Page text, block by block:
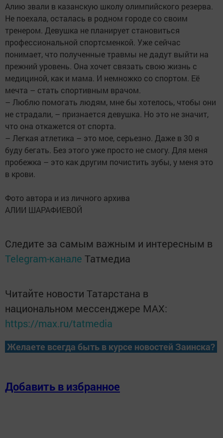
Алию звали в казанскую школу олимпийского резерва.
Не поехала, осталась в родном городе со своим
тренером. Девушка не планирует становиться
профессиональной спортсменкой. Уже сейчас
понимает, что полученные травмы не дадут выйти на
прежний уровень. Она хочет связать свою жизнь с
медициной, как и мама. И немножко со спортом. Её
мечта – стать спортивным врачом.
– Люблю помогать людям, мне бы хотелось, чтобы они
не страдали, – признается девушка. Но это не значит,
что она откажется от спорта.
– Легкая атлетика – это мое, серьезно. Даже в 30 я
буду бегать. Без этого уже просто не смогу. Для меня
пробежка – это как другим почистить зубы, у меня это
в крови.
Фото автора и из личного архива
АЛИИ ШАРАФИЕВОЙ
Следите за самым важным и интересным в
Telegram-канале Татмедиа
Читайте новости Татарстана в
национальном мессенджере MАХ:
https://max.ru/tatmedia
Желаете всегда быть в курсе новостей Заинска?
Добавить в избранное